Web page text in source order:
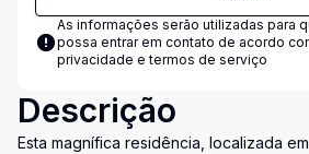
As informações serão utilizadas para
possa entrar em contato de acordo
privacidade e termos de serviço
Descrição
Esta magnífica residência, localizada